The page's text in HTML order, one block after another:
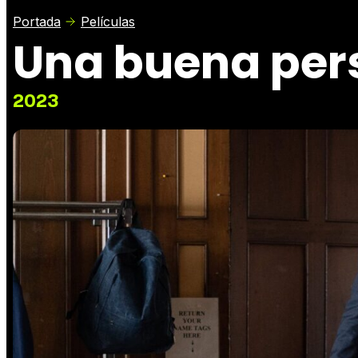
Portada Películas
Una buena
2023